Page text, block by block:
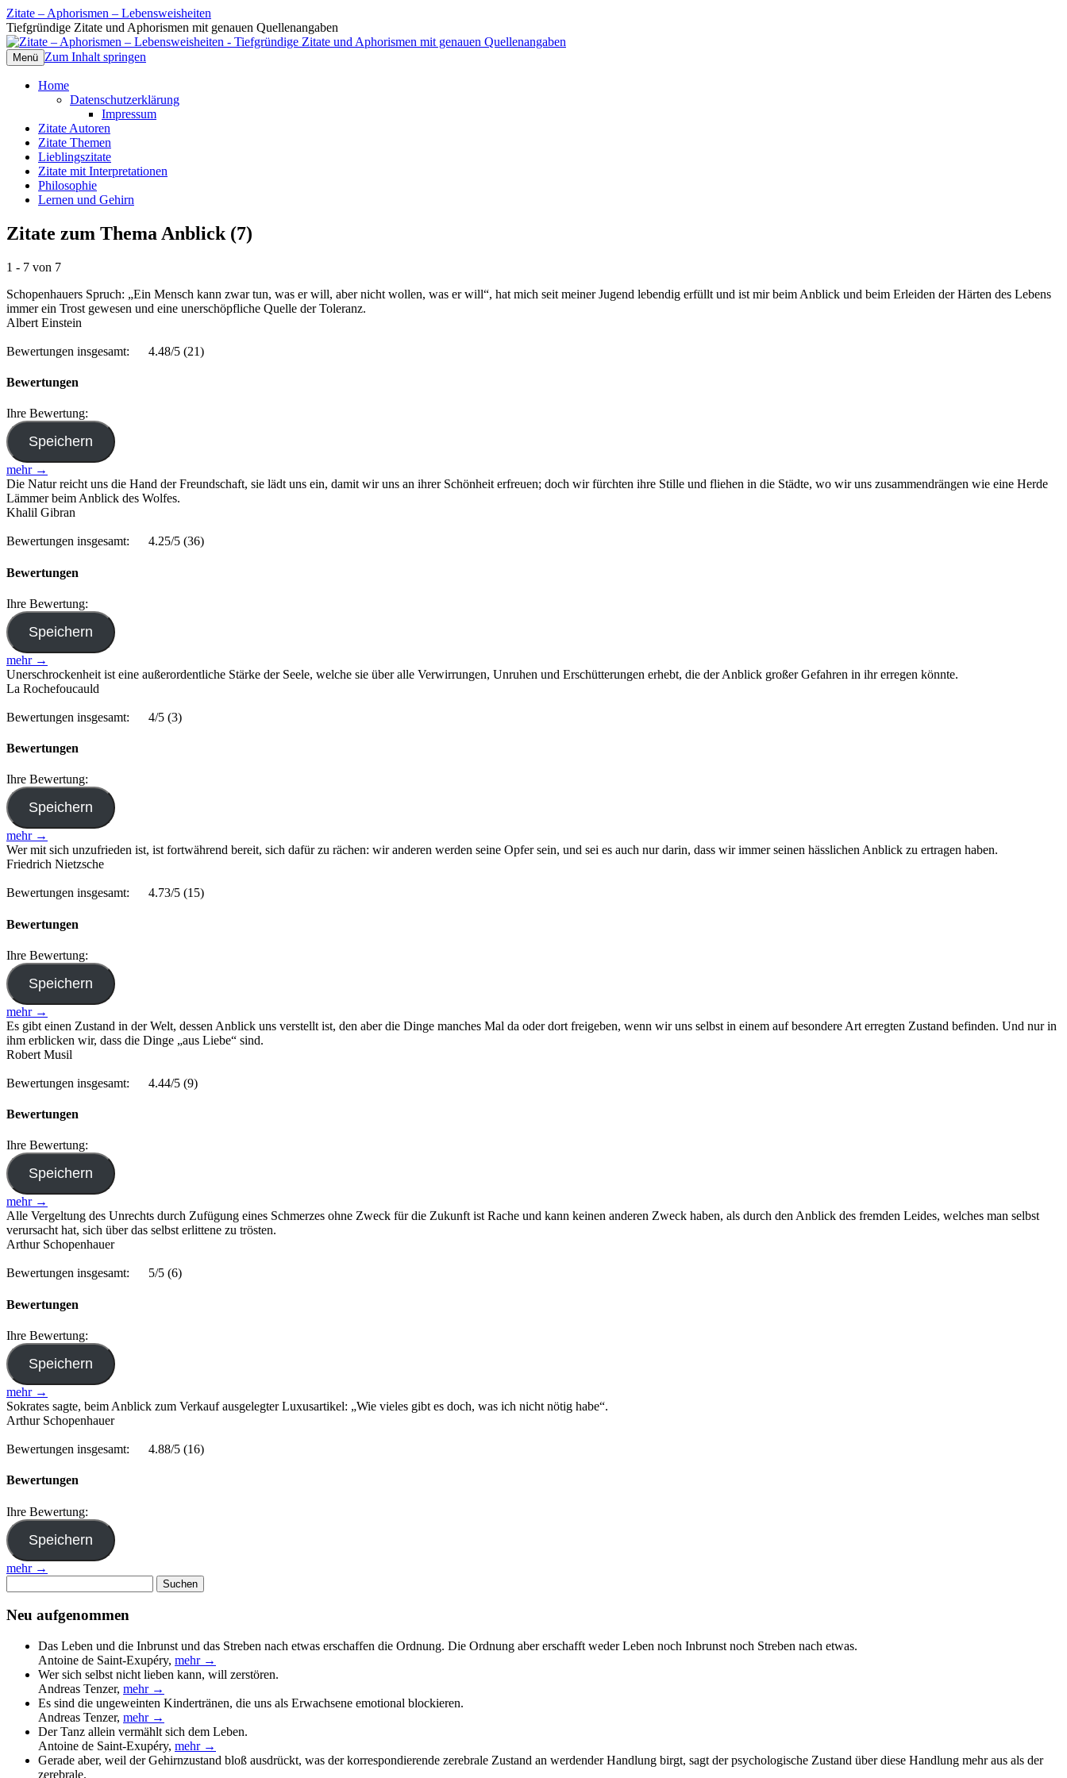
Zitate – Aphorismen – Lebensweisheiten
Tiefgründige Zitate und Aphorismen mit genauen Quellenangaben
Menü Zum Inhalt springen
Home
Datenschutzerklärung
Impressum
Zitate Autoren
Zitate Themen
Lieblingszitate
Zitate mit Interpretationen
Philosophie
Lernen und Gehirn
Zitate zum Thema Anblick (7)
1 - 7 von 7
Schopenhauers Spruch: „Ein Mensch kann zwar tun, was er will, aber nicht wollen, was er will“, hat mich seit meiner Jugend lebendig erfüllt und ist mir beim Anblick und beim Erleiden der Härten des Lebens
immer ein Trost gewesen und eine unerschöpfliche Quelle der Toleranz.
Albert Einstein
Bewertungen insgesamt: 4.48/5 (21)
Bewertungen
Ihre Bewertung:
mehr →
Die Natur reicht uns die Hand der Freundschaft, sie lädt uns ein, damit wir uns an ihrer Schönheit erfreuen; doch wir fürchten ihre Stille und fliehen in die Städte, wo wir uns zusammendrängen wie eine Herde
Lämmer beim Anblick des Wolfes.
Khalil Gibran
Bewertungen insgesamt: 4.25/5 (36)
Bewertungen
Ihre Bewertung:
mehr →
Unerschrockenheit ist eine außerordentliche Stärke der Seele, welche sie über alle Verwirrungen, Unruhen und Erschütterungen erhebt, die der Anblick großer Gefahren in ihr erregen könnte.
La Rochefoucauld
Bewertungen insgesamt: 4/5 (3)
Bewertungen
Ihre Bewertung:
mehr →
Wer mit sich unzufrieden ist, ist fortwährend bereit, sich dafür zu rächen: wir anderen werden seine Opfer sein, und sei es auch nur darin, dass wir immer seinen hässlichen Anblick zu ertragen haben.
Friedrich Nietzsche
Bewertungen insgesamt: 4.73/5 (15)
Bewertungen
Ihre Bewertung:
mehr →
Es gibt einen Zustand in der Welt, dessen Anblick uns verstellt ist, den aber die Dinge manches Mal da oder dort freigeben, wenn wir uns selbst in einem auf besondere Art erregten Zustand befinden. Und nur in
ihm erblicken wir, dass die Dinge „aus Liebe“ sind.
Robert Musil
Bewertungen insgesamt: 4.44/5 (9)
Bewertungen
Ihre Bewertung:
mehr →
Alle Vergeltung des Unrechts durch Zufügung eines Schmerzes ohne Zweck für die Zukunft ist Rache und kann keinen anderen Zweck haben, als durch den Anblick des fremden Leides, welches man selbst
verursacht hat, sich über das selbst erlittene zu trösten.
Arthur Schopenhauer
Bewertungen insgesamt: 5/5 (6)
Bewertungen
Ihre Bewertung:
mehr →
Sokrates sagte, beim Anblick zum Verkauf ausgelegter Luxusartikel: „Wie vieles gibt es doch, was ich nicht nötig habe“.
Arthur Schopenhauer
Bewertungen insgesamt: 4.88/5 (16)
Bewertungen
Ihre Bewertung:
mehr →
nach:
Neu aufgenommen
Das Leben und die Inbrunst und das Streben nach etwas erschaffen die Ordnung. Die Ordnung aber erschafft weder Leben noch Inbrunst noch Streben nach etwas.
Antoine de Saint-Exupéry, mehr →
Wer sich selbst nicht lieben kann, will zerstören.
Andreas Tenzer, mehr →
Es sind die ungeweinten Kindertränen, die uns als Erwachsene emotional blockieren.
Andreas Tenzer, mehr →
Der Tanz allein vermählt sich dem Leben.
Antoine de Saint-Exupéry, mehr →
Gerade aber, weil der Gehirnzustand bloß ausdrückt, was der korrespondierende zerebrale Zustand an werdender Handlung birgt, sagt der psychologische Zustand über diese Handlung mehr aus als der
zerebrale.